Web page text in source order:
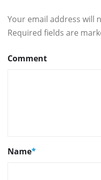
Your email address will
Required fields are
Comment
Name*